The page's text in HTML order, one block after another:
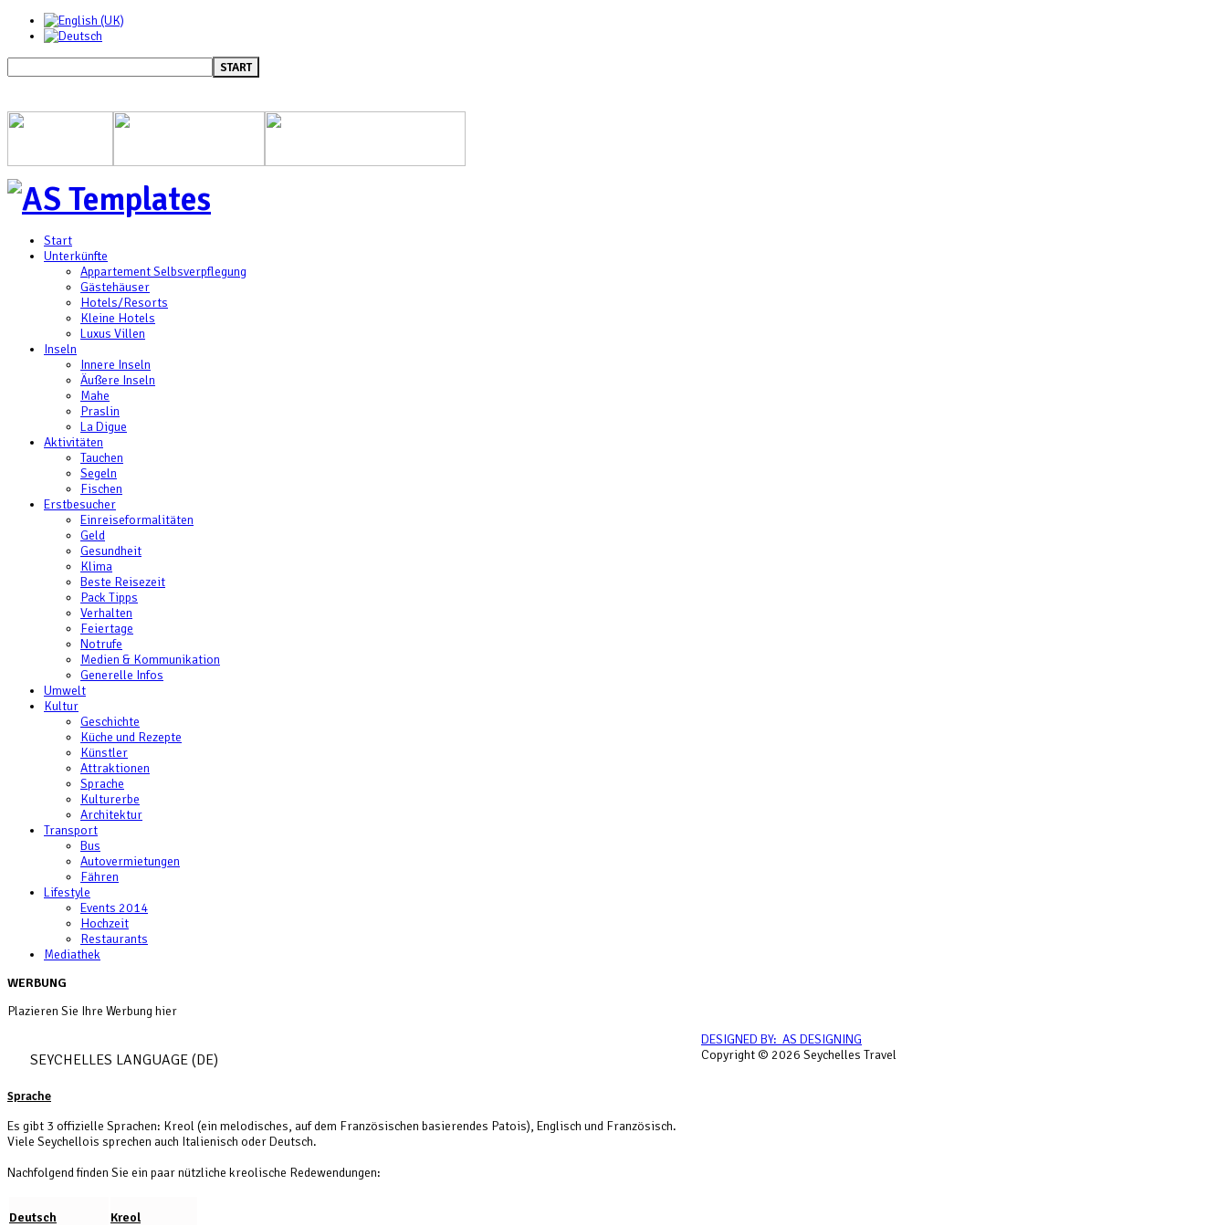
START
Start
Unterkünfte
Appartement Selbsverpflegung
Gästehäuser
Hotels/Resorts
Kleine Hotels
Luxus Villen
Inseln
Innere Inseln
Äußere Inseln
Mahe
Praslin
La Digue
Aktivitäten
Tauchen
Segeln
Fischen
Erstbesucher
Einreiseformalitäten
Geld
Gesundheit
Klima
Beste Reisezeit
Pack Tipps
Verhalten
Feiertage
Notrufe
Medien & Kommunikation
Generelle Infos
Umwelt
Kultur
Geschichte
Küche und Rezepte
Künstler
Attraktionen
Sprache
Kulturerbe
Architektur
Transport
Bus
Autovermietungen
Fähren
Lifestyle
Events 2014
Hochzeit
Restaurants
Mediathek
WERBUNG
Plazieren Sie Ihre Werbung hier
SEYCHELLES LANGUAGE (DE)
Sprache
Es gibt 3 offizielle Sprachen: Kreol (ein melodisches, auf dem Französischen basierendes Patois), Englisch und Französisch.
Viele Seychellois sprechen auch Italienisch oder Deutsch.
Nachfolgend finden Sie ein paar nützliche kreolische Redewendungen:
Deutsch Kreol
DESIGNED BY: AS DESIGNING
Copyright © 2026 Seychelles Travel